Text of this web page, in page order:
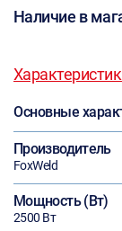
Наличие в
Основные
Производитель
FoxWeld
Мощность (Вт)
2500 Вт